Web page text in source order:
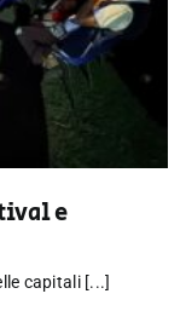
e
capitali [...]